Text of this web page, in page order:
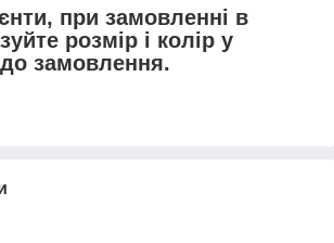
при замовленні в
розмір і колір у
замовлення.